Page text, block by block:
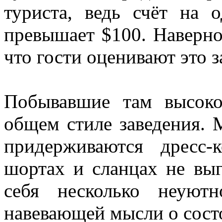
туриста, ведь счёт на
превышает $100.
что гости оценивают это
Побывавшие там
общем стиле заведения.
придерживаются
шортах и сланцах не
себя несколько
навевающей мысли о